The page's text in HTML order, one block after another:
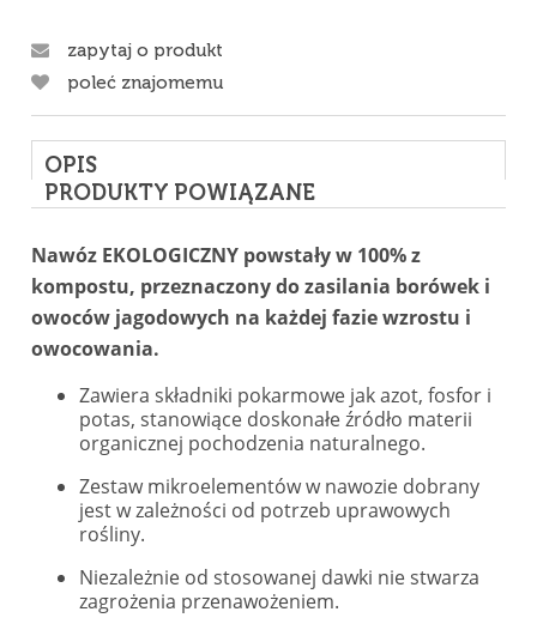
zapytaj o produkt
poleć znajomemu
OPIS
PRODUKTY POWIĄZANE
Nawóz EKOLOGICZNY powstały w 100% z
kompostu, przeznaczony do zasilania borówek i
owoców jagodowych na każdej fazie wzrostu i
owocowania.
Zawiera składniki pokarmowe jak azot, fosfor i
potas, stanowiące doskonałe źródło materii
organicznej pochodzenia naturalnego.
Zestaw mikroelementów w nawozie dobrany
jest w zależności od potrzeb uprawowych
rośliny.
Niezależnie od stosowanej dawki nie stwarza
zagrożenia przenawożeniem.